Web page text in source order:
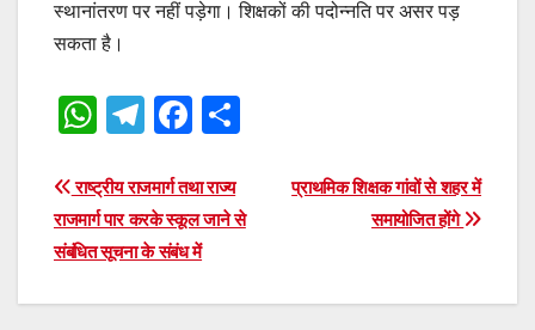
स्थानांतरण पर नहीं पड़ेगा। शिक्षकों की पदोन्नति पर असर पड़
सकता है।
W
at
s
A
p
T
e
gr
a
m
F
c
e
b
o
e
Post
navigation
प्राथमिक शिक्षक गांवों से शहर में
समायोजित होंगे
राष्ट्रीय राजमार्ग तथा राज्य
राजमार्ग पार करके स्कूल जाने से
संबंधित सूचना के संबंध में